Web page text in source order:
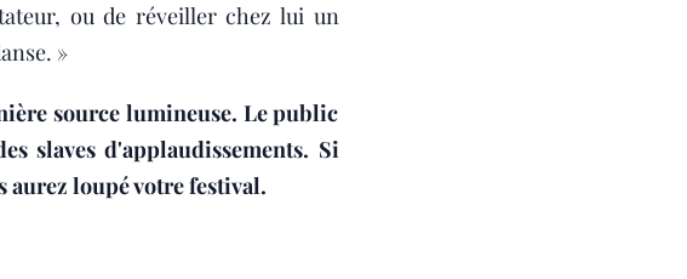
ou de réveiller chez lui un
»
source lumineuse. Le public
slaves d'applaudissements. Si
aurez loupé votre festival.